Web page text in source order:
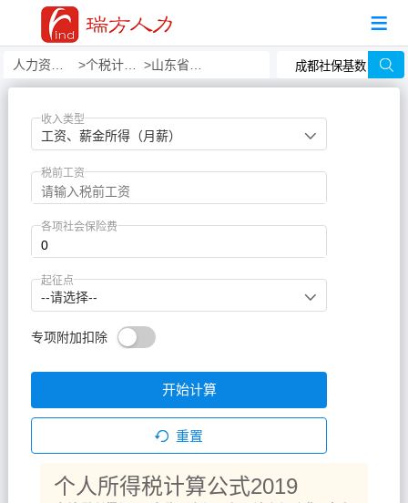
个税计算器 山东省个税计算器
收入类型
工资、薪金所得（月薪）
税前工资
各项社会保险费
起征点
--请选择--
专项附加扣除
开始计算
重置
个人所得税计算公式2019